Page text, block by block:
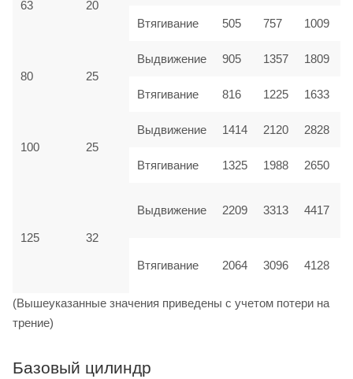
63 20
Втягивание 505 757 1009
80 25
Выдвижение 905 1357 1809
Втягивание 816 1225 1633
100 25
Выдвижение 1414 2120 2828
Втягивание 1325 1988 2650
125 32
Выдвижение 2209 3313 4417
Втягивание 2064 3096 4128
(Вышеуказанные значения приведены с учетом потери на
трение)
Базовый цилиндр